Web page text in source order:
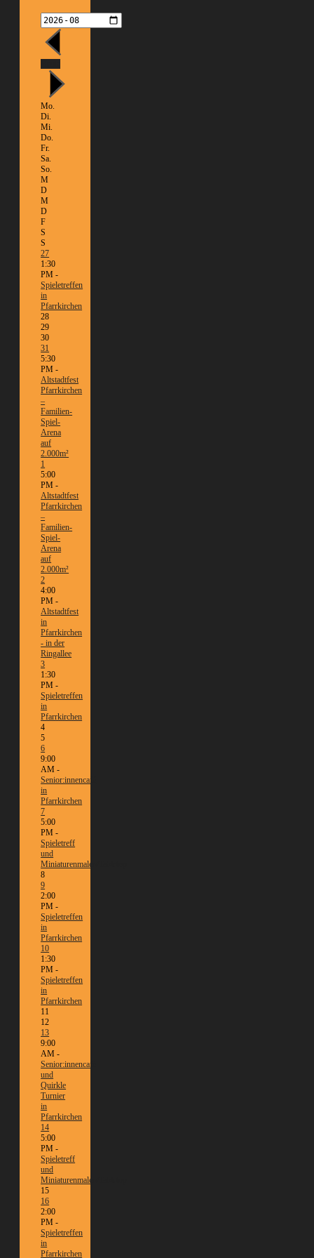
Mo.
Di.
Mi.
Do.
Fr.
Sa.
So.
M
D
M
D
F
S
S
27
1:30
PM -
Spieletreffen
in
Pfarrkirchen
28
29
30
31
5:30
PM -
Altstadtfest
Pfarrkirchen
–
Familien-
Spiel-
Arena
auf
2.000m²
1
5:00
PM -
Altstadtfest
Pfarrkirchen
–
Familien-
Spiel-
Arena
auf
2.000m²
2
4:00
PM -
Altstadtfest
in
Pfarrkirchen
- in der
Ringallee
3
1:30
PM -
Spieletreffen
in
Pfarrkirchen
4
5
6
9:00
AM -
Senior:innencafé
in
Pfarrkirchen
7
5:00
PM -
Spieletreff
und
Miniaturenmalen/Tabletop
8
9
2:00
PM -
Spieletreffen
in
Pfarrkirchen
10
1:30
PM -
Spieletreffen
in
Pfarrkirchen
11
12
13
9:00
AM -
Senior:innencafé
und
Quirkle
Turnier
in
Pfarrkirchen
14
5:00
PM -
Spieletreff
und
Miniaturenmalen/Tabletop
15
16
2:00
PM -
Spieletreffen
in
Pfarrkirchen